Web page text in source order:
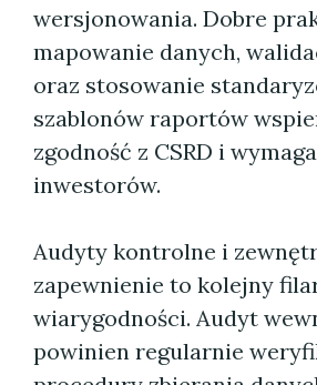
wersjonowania. Dobre
mapowanie danych,
oraz stosowanie
szablonów raportów
zgodność z CSRD i
inwestorów.
Audyty kontrolne i
zapewnienie to kolejny
wiarygodności. Audyt
powinien regularnie